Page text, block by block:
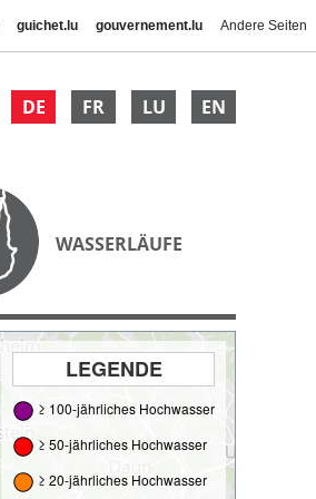
guichet.lu gouvernement.lu Andere Seiten
DE FR LU EN
WASSERLÄUFE
LEGENDE
≥ 100-jährliches Hochwasser
≥ 50-jährliches Hochwasser
≥ 20-jährliches Hochwasser